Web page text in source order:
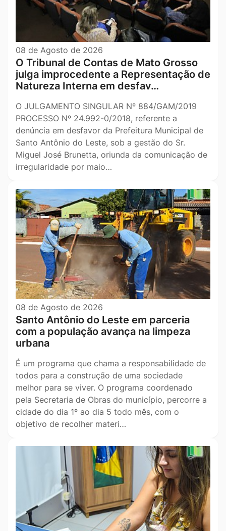
08 de Agosto de 2026
O Tribunal de Contas de Mato Grosso
julga improcedente a Representação de
Natureza Interna em desfav…
O JULGAMENTO SINGULAR Nº 884/GAM/2019
PROCESSO Nº 24.992-0/2018, referente a
denúncia em desfavor da Prefeitura Municipal de
Santo Antônio do Leste, sob a gestão do Sr.
Miguel José Brunetta, oriunda da comunicação de
irregularidade por maio…
08 de Agosto de 2026
Santo Antônio do Leste em parceria
com a população avança na limpeza
urbana
É um programa que chama a responsabilidade de
todos para a construção de uma sociedade
melhor para se viver. O programa coordenado
pela Secretaria de Obras do município, percorre a
cidade do dia 1º ao dia 5 todo mês, com o
objetivo de recolher materi…